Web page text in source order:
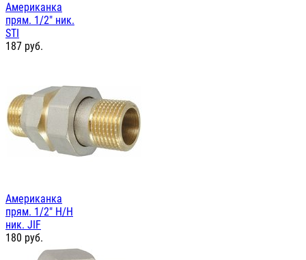
Американка
прям. 1/2" ник.
STI
187 руб.
Американка
прям. 1/2" Н/Н
ник. JIF
180 руб.